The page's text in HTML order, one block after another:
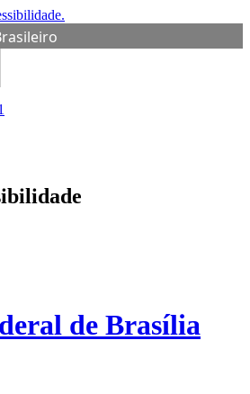
de Brasília